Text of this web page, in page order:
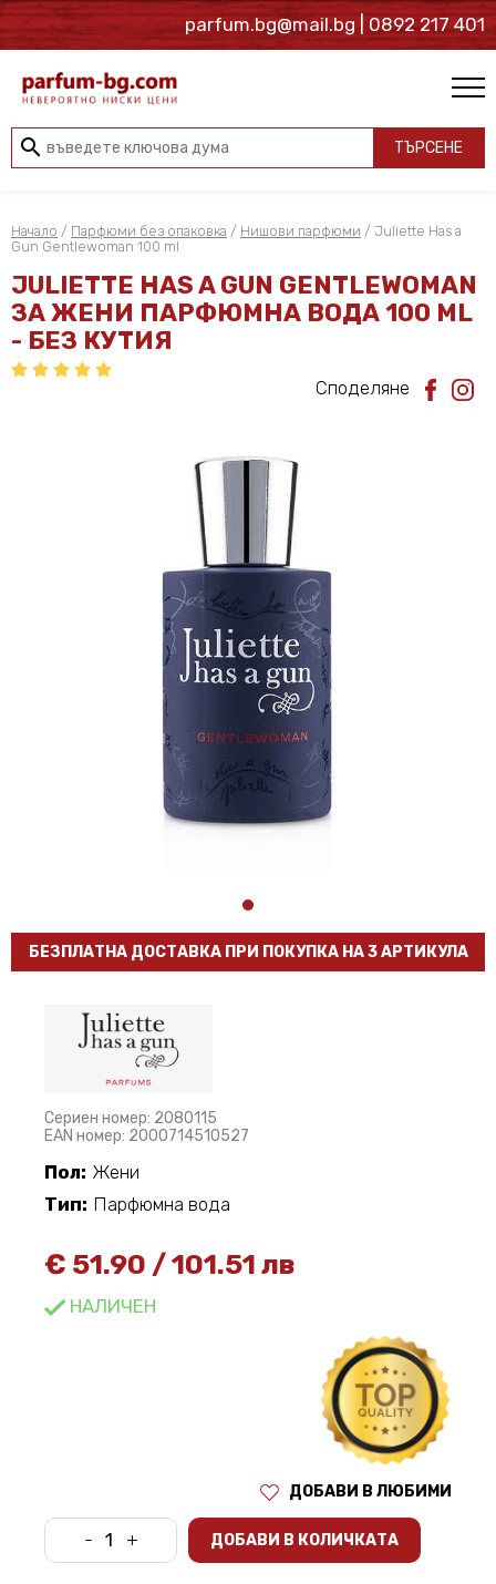
parfum.bg@mail.bg | 0892 217 401
search ТЪРСЕНЕ
Начало / Парфюми без опаковка / Нишови парфюми / Juliette Has a
Gun Gentlewoman 100 ml
JULIETTE HAS A GUN GENTLEWOMAN
ЗА ЖЕНИ ПАРФЮМНА ВОДА 100 ML
- БЕЗ КУТИЯ
Споделяне
БЕЗПЛАТНА ДОСТАВКА ПРИ ПОКУПКА НА 3 АРТИКУЛА
Сериен номер: 2080115
EAN номер: 2000714510527
Пол: Жени
Тип: Парфюмна вода
€ 51.90 /101.51 лв
НАЛИЧЕН
ДОБАВИ В ЛЮБИМИ
- + ДОБАВИ В КОЛИЧКАТА